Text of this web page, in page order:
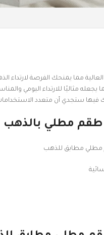
العالية مما يمنحك الفرصة
يجعله مثاليًا للارتداء اليومي
فيها ستجدي أن متعدد
مطلي بالذهب
مطلي مطابق للذهب